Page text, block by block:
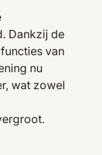
Dankzij de
van
nu
wat zowel